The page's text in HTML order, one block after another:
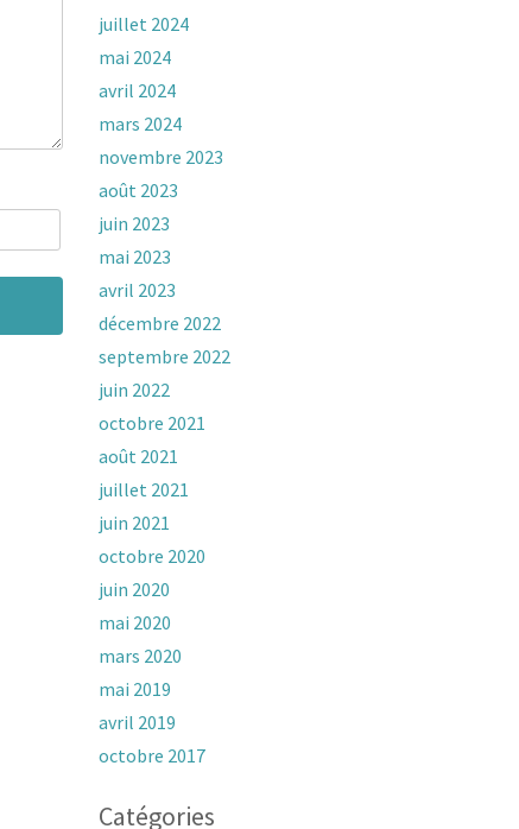
juillet 2024
mai 2024
avril 2024
mars 2024
novembre 2023
août 2023
juin 2023
mai 2023
avril 2023
décembre 2022
septembre 2022
juin 2022
octobre 2021
août 2021
juillet 2021
juin 2021
octobre 2020
juin 2020
mai 2020
mars 2020
mai 2019
avril 2019
octobre 2017
Catégories